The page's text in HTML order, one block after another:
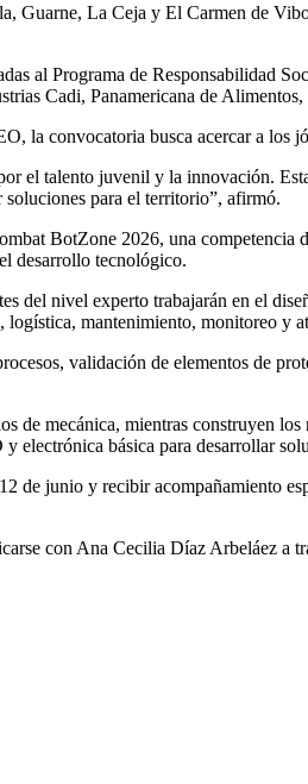
Guarne, La Ceja y El Carmen de
al Programa de Responsabilidad
Cadi, Panamericana de
la convocatoria busca acercar a los
el talento juvenil y la innovación.
soluciones para el territorio”, afirmó.
BotZone 2026, una competencia
desarrollo tecnológico.
del nivel experto trabajarán en el
mantenimiento, monitoreo y
validación de elementos de
mecánica, mientras construyen
básica para desarrollar
de junio y recibir acompañamiento
con Ana Cecilia Díaz Arbeláez a